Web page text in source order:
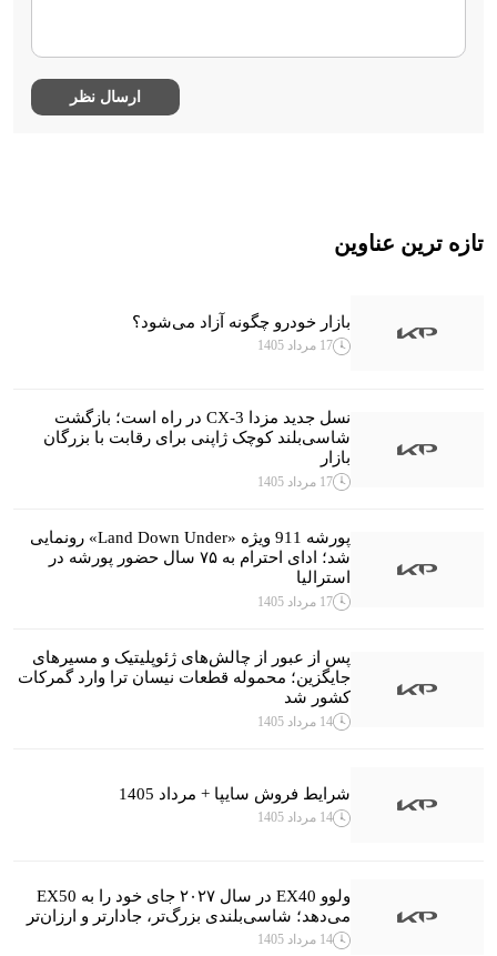
تازه ترین عناوین
بازار خودرو چگونه آزاد می‌شود؟
17 مرداد 1405
نسل جدید مزدا CX-3 در راه است؛ بازگشت
شاسی‌بلند کوچک ژاپنی برای رقابت با بزرگان
بازار
17 مرداد 1405
پورشه 911 ویژه «Land Down Under» رونمایی
شد؛ ادای احترام به ۷۵ سال حضور پورشه در
استرالیا
17 مرداد 1405
پس از عبور از چالش‌های ژئوپلیتیک و مسیرهای
جایگزین؛ محموله قطعات نیسان ترا وارد گمرکات
کشور شد
14 مرداد 1405
شرایط فروش سایپا + مرداد 1405
14 مرداد 1405
ولوو EX40 در سال ۲۰۲۷ جای خود را به EX50
می‌دهد؛ شاسی‌بلندی بزرگ‌تر، جادارتر و ارزان‌تر
14 مرداد 1405